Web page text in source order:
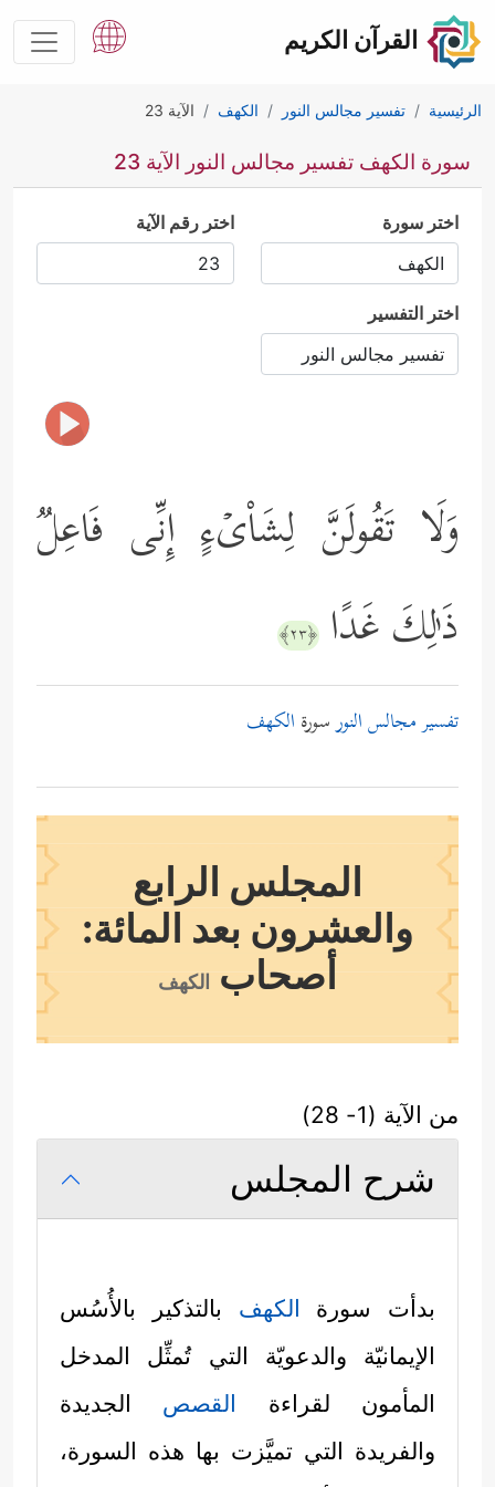
القرآن الكريم
الرئيسية تفسير مجالس النور الكهف الآية 23
سورة الكهف تفسير مجالس النور الآية 23
اختر سورة اختر رقم الآية
اختر التفسير
وَلَا تَقُولَنَّ لِشَاْیۡءٍ إِنِّی فَاعِلࣱ
ذَ ٰ⁠لِكَ غَدًا ﴿٢٣﴾
تفسير مجالس النورسورة الكهف
المجلس الرابع
والعشرون بعد المائة:
أصحاب
الكهف
من الآية (1- 28)
شرح المجلس
بدأت سورة الكهف بالتذكير بالأُسُس
الإيمانيّة والدعويّة التي تُمثِّل المدخل
المأمون لقراءة القصص الجديدة
والفريدة التي تميَّزت بها هذه السورة،